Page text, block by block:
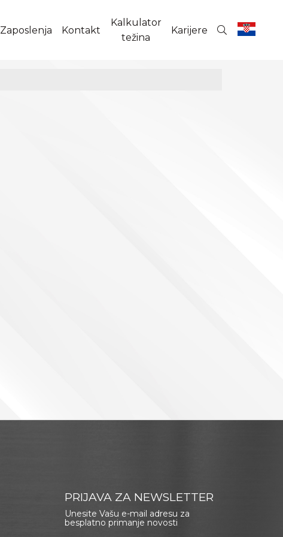
Zaposlenja Kontakt
Kalkulator
težina
Karijere
PRIJAVA ZA NEWSLETTER
Unesite Vašu e-mail adresu za
besplatno primanje novosti